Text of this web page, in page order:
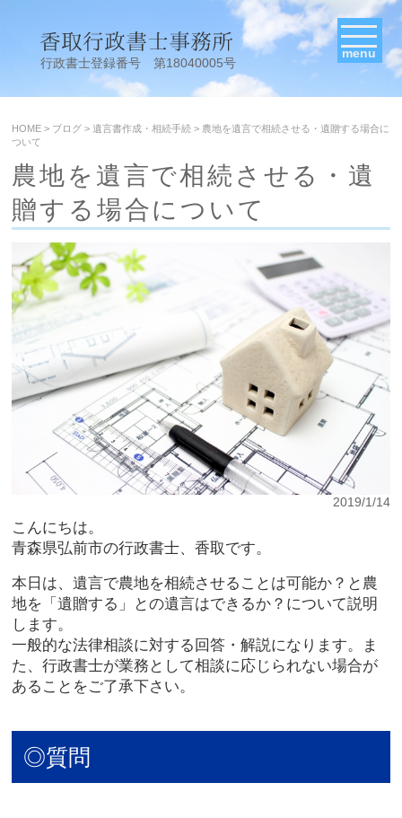
行政書士登録番号 第18040005号
menu
HOME > ブログ >遺言書作成・相続手続 > 農地を遺言で相続させる・遺贈する場合に
ついて
農地を遺言で相続させる・遺
贈する場合について
2019/1/14
こんにちは。
青森県弘前市の行政書士、香取です。
本日は、遺言で農地を相続させることは可能か？と農
地を「遺贈する」との遺言はできるか？について説明
します。
一般的な法律相談に対する回答・解説になります。ま
た、行政書士が業務として相談に応じられない場合が
あることをご了承下さい。
◎質問